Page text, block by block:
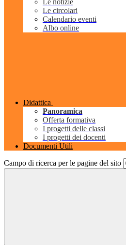
Le notizie
Le circolari
Calendario eventi
Albo online
Didattica
Panoramica
Offerta formativa
I progetti delle classi
I progetti dei docenti
Documenti Utili
Campo di ricerca per le pagine del sito